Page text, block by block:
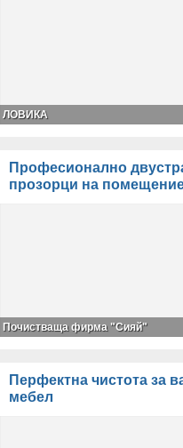
ЛОВИКА
Професионално
прозорци на
Почистваща фирма "Сияй"
Перфектна чистота за
мебел